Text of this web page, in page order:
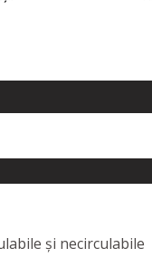
și necirculabile